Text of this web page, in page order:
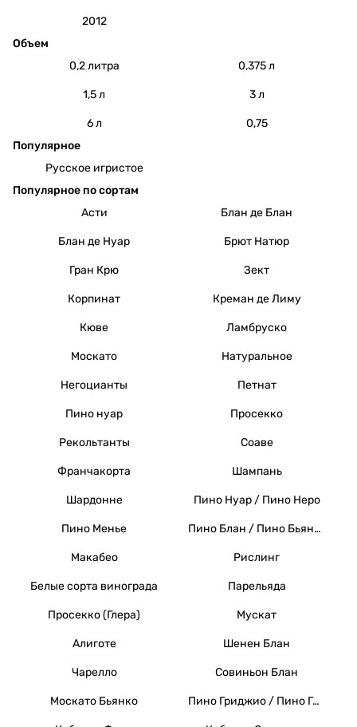
2012
Объем
0,2 литра
0,375 л
1,5 л 3 л
6 л
0,75
Популярное
Русское игристое
Популярное по сортам
Асти
Блан де Блан
Блан де Нуар Брют Натюр
Гран Крю Зект
Корпинат Креман де Лиму
Кюве Ламбруско
Москато Натуральное
Негоцианты Петнат
Пино нуар Просекко
Рекольтанты Соаве
Франчакорта Шампань
Шардонне Пино Нуар / Пино Неро
Пино Менье Пино Блан / Пино Бьянко / Вайссер Бургундер
Макабео Рислинг
Белые сорта винограда Парельяда
Просекко (Глера) Мускат
Алиготе Шенен Блан
Чарелло Совиньон Блан
Москато Бьянко Пино Гриджио / Пино Гри